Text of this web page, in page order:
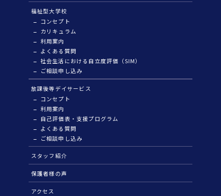
福祉型大学校
コンセプト
カリキュラム
利用案内
よくある質問
社会生活における自立度評価（SIM）
ご相談申し込み
放課後等デイサービス
コンセプト
利用案内
自己評価表・支援プログラム
よくある質問
ご相談申し込み
スタッフ紹介
保護者様の声
アクセス